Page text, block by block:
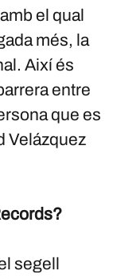
el qual
més, la
Així és
entre
que es
Velázquez
segell